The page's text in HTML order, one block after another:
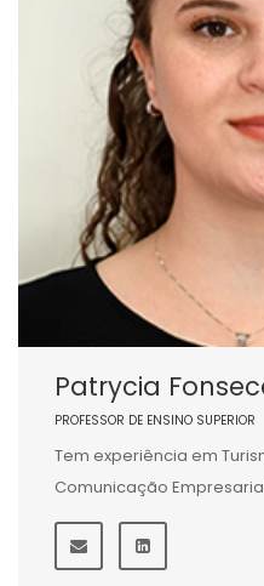
Patrycia
PROFESSOR DE ENSINO SUPERIOR
Tem experiência em
Comunicação